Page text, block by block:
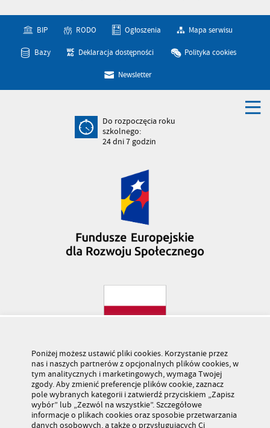
BIP RODO Ogłoszenia Mapa serwisu
Bazy Deklaracja dostępności Polityka cookies
Newsletter
Do rozpoczęcia roku
szkolnego:
24dni7godzin
Poniżej możesz ustawić pliki cookies. Korzystanie przez
nas i naszych partnerów z opcjonalnych plików cookies, w
tym analitycznych i marketingowych, wymaga Twojej
zgody. Aby zmienić preferencje plików cookie, zaznacz
pole wybranych kategorii i zatwierdź przyciskiem „Zapisz
wybór” lub „Zezwól na wszystkie”. Szczegółowe
informacje o plikach cookies oraz sposobie przetwarzania
danych osobowych, a także o przysługujących Ci